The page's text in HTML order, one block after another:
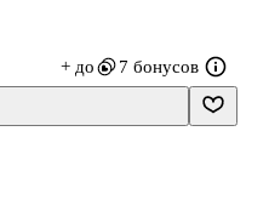
+ до 7 бонусов